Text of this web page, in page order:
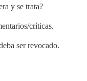
y se trata?
críticas.
ser revocado.